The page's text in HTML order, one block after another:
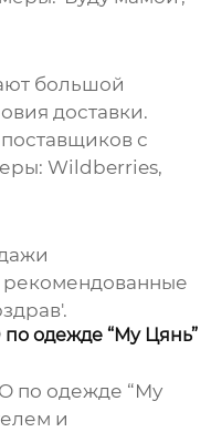
большой
доставки.
поставщиков с
Wildberries,
рекомендованные
одежде “Му Цянь”
по одежде “Му
и